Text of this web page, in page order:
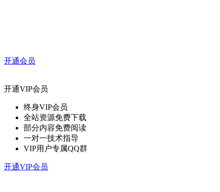
开通会员
开通VIP会员
终身VIP会员
全站资源免费下载
部分内容免费阅读
一对一技术指导
VIP用户专属QQ群
开通VIP会员